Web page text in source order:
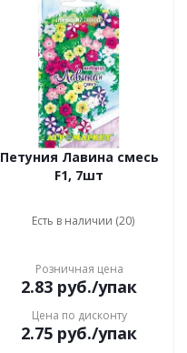
Петуния Лавина смесь
F1, 7шт
Есть в наличии (20)
Розничная цена
2.83 руб./упак
Цена по дисконту
2.75 руб./упак